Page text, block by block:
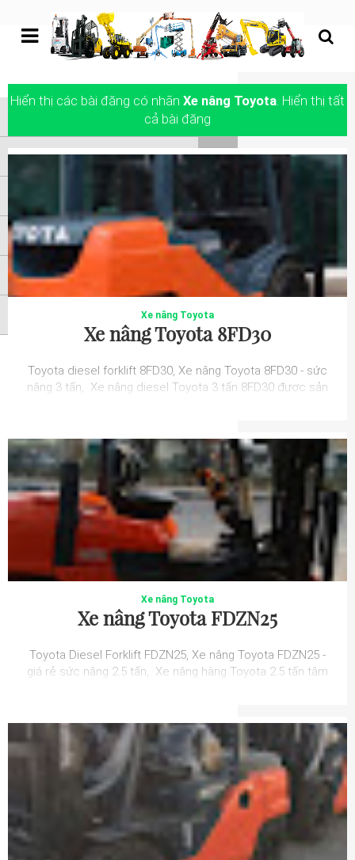
Hiển thị các bài đăng có nhãn Xe nâng Toyota. Hiển thị tất
cả bài đăng
Xe nâng Toyota
Xe nâng Toyota 8FD30
Toyota diesel forklift 8FD30, Xe nâng Toyota 8FD30 - sức
nâng 3 tấn, Xe nâng diesel Toyota 3 tấn 8FD30 được sản
Xe nâng Toyota
Xe nâng Toyota FDZN25
Toyota Diesel Forklift FDZN25, Xe nâng Toyota FDZN25 -
giá rẻ sức nâng 2.5 tấn, Xe nâng hàng Toyota 2.5 tấn tâm
undefined
XE NÂNG HÀNG
XE NÂNG KHÁC
ATTACHMENTS